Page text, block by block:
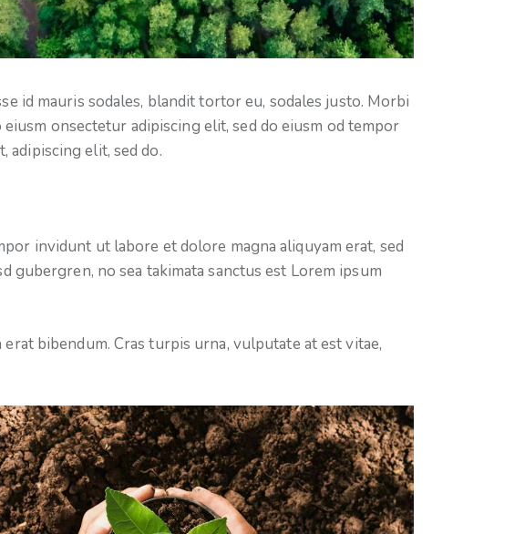
id mauris sodales, blandit tortor eu, sodales justo. Morbi
onsectetur adipiscing elit, sed do eiusm od tempor
adipiscing elit, sed do.
invidunt ut labore et dolore magna aliquyam erat, sed
gubergren, no sea takimata sanctus est Lorem ipsum
bibendum. Cras turpis urna, vulputate at est vitae,